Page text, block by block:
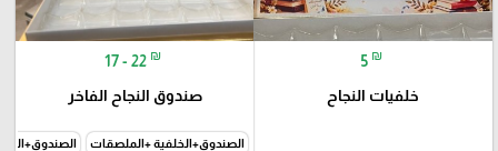
5 ₪
خلفيات النجاح
17 - 22 ₪
صندوق النجاح الفاخر
الصندوق+الخلفية +الملصقات